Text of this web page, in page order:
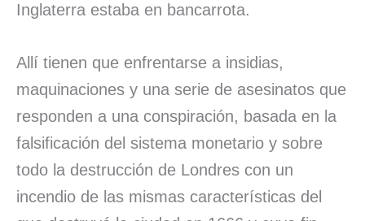
Inglaterra estaba en bancarrota.
Allí tienen que enfrentarse a insidias,
maquinaciones y una serie de asesinatos que
responden a una conspiración, basada en la
falsificación del sistema monetario y sobre
todo la destrucción de Londres con un
incendio de las mismas características del